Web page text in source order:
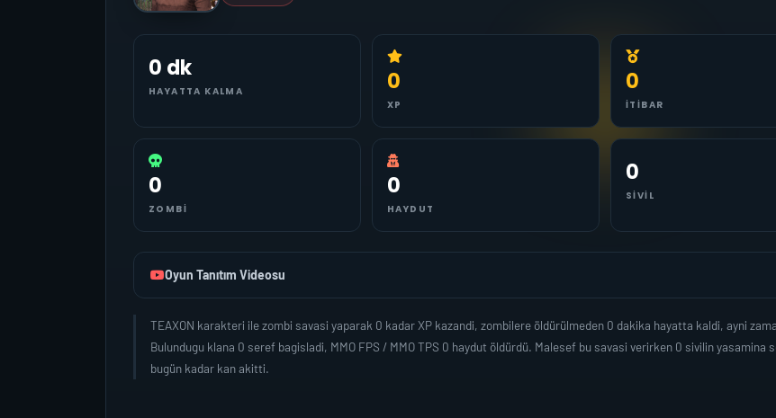
0 dk
HAYATTA KALMA 0
XP
0
İTIBAR
0
ZOMBI
0
HAYDUT
0
SIVIL
Oyun Tanıtım Videosu
TEAXON karakteri ile zombi savasi yaparak 0 kadar XP kazandi, zombilere öldürülmeden 0 dakika hayatta kaldi, ayni
Bulundugu klana 0 seref bagisladi, MMO FPS / MMO TPS 0 haydut öldürdü. Malesef bu savasi verirken 0 sivilin yasamina
bugün kadar kan akitti.